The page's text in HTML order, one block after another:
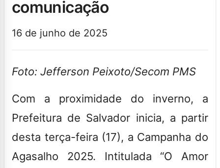
comunicação
16 de junho de 2025
Foto: Jefferson Peixoto/Secom PMS
Com a proximidade do inverno, a
Prefeitura de Salvador inicia, a partir
desta terça-feira (17), a Campanha do
Agasalho 2025. Intitulada “O Amor